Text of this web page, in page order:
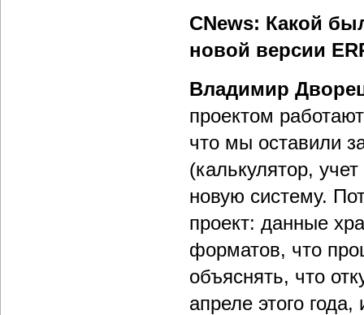
CNews: Какой
новой версии
Владимир
проектом
что мы оставили
(калькулятор,
новую систему.
проект: данные
форматов, что
объяснять, что
апреле этого